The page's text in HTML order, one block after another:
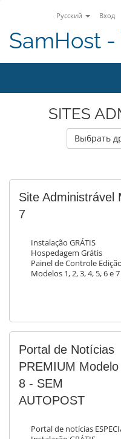
Русский Вход
SamHost
SITES
Выбрать
Site Administrável
7
Instalação GRÁTIS
Hospedagem Grátis
Painel de Controle
Modelos 1, 2, 3, 4, 5, 6 e 7
Portal de Notícias
PREMIUM Modelo
8 - SEM
AUTOPOST
Portal de notícias